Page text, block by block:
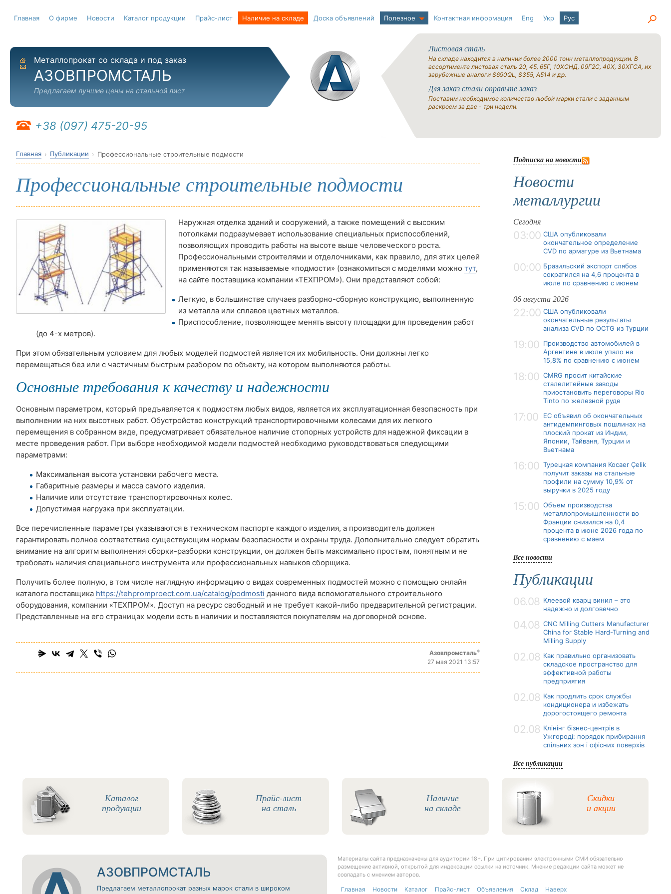
Главная О фирме Новости Каталог продукции Прайс-лист Наличие на складе Доска объявлений Полезное Контактная информация Eng Укр Рус
На главную
Отправить письмо
Металлопрокат со склада и под заказ
АЗОВПРОМСТАЛЬ
Предлагаем лучшие цены на стальной лист
+38 (097) 475-20-95
Листовая сталь
На складе находится в наличии более 2000 тонн металлопродукции. В
ассортименте листовая сталь 20, 45, 65Г, 10ХСНД, 09Г2С, 40Х, 30ХГСА, их
зарубежные аналоги S690QL, S355, A514 и др.
Для заказ стали оправьте заказ
Поставим необходимое количество любой марки стали с заданным
раскроем за две - три недели.
Главная Публикации Профессиональные строительные подмости
Профессиональные строительные подмости
Наружная отделка зданий и сооружений, а также помещений с высоким
потолками подразумевает использование специальных приспособлений,
позволяющих проводить работы на высоте выше человеческого роста.
Профессиональными строителями и отделочниками, как правило, для этих целей
применяются так называемые «подмости» (ознакомиться с моделями можно тут,
на сайте поставщика компании «ТЕХПРОМ»). Они представляют собой:
Легкую, в большинстве случаев разборно-сборную конструкцию, выполненную
из металла или сплавов цветных металлов.
Приспособление, позволяющее менять высоту площадки для проведения работ
(до 4-х метров).
При этом обязательным условием для любых моделей подмостей является их мобильность. Они должны легко
перемещаться без или с частичным быстрым разбором по объекту, на котором выполняются работы.
Основные требования к качеству и надежности
Основным параметром, который предъявляется к подмостям любых видов, является их эксплуатационная безопасность при
выполнении на них высотных работ. Обустройство конструкций транспортировочными колесами для их легкого
перемещения в собранном виде, предусматривает обязательное наличие стопорных устройств для надежной фиксации в
месте проведения работ. При выборе необходимой модели подмостей необходимо руководствоваться следующими
параметрами:
Максимальная высота установки рабочего места.
Габаритные размеры и масса самого изделия.
Наличие или отсутствие транспортировочных колес.
Допустимая нагрузка при эксплуатации.
Все перечисленные параметры указываются в техническом паспорте каждого изделия, а производитель должен
гарантировать полное соответствие существующим нормам безопасности и охраны труда. Дополнительно следует обратить
внимание на алгоритм выполнения сборки-разборки конструкции, он должен быть максимально простым, понятным и не
требовать наличия специального инструмента или профессиональных навыков сборщика.
Получить более полную, в том числе наглядную информацию о видах современных подмостей можно с помощью онлайн
каталога поставщика https://tehpromproect.com.ua/catalog/podmosti данного вида вспомогательного строительного
оборудования, компании «ТЕХПРОМ». Доступ на ресурс свободный и не требует какой-либо предварительной регистрации.
Представленные на его страницах модели есть в наличии и поставляются покупателям на договорной основе.
Азовпромсталь®
27 мая 2021 13:57
Подписка на новости
Новости
металлургии
Сегодня
03:00 США опубликовали
окончательное определение
CVD по арматуре из Вьетнама
00:00 Бразильский экспорт слябов
сократился на 4,6 процента в
июле по сравнению с июнем
06 августа 2026
22:00 США опубликовали
окончательные результаты
анализа CVD по OCTG из Турции
19:00 Производство автомобилей в
Аргентине в июле упало на
15,8% по сравнению с июнем
18:00 CMRG просит китайские
сталелитейные заводы
приостановить переговоры Rio
Tinto по железной руде
17:00
ЕС объявил об окончательных
антидемпинговых пошлинах на
плоский прокат из Индии,
Японии, Тайваня, Турции и
Вьетнама
16:00 Турецкая компания Kocaer Çelik
получит заказы на стальные
профили на сумму 10,9% от
выручки в 2025 году
15:00 Объем производства
металлопромышленности во
Франции снизился на 0,4
процента в июне 2026 года по
сравнению с маем
Все новости
Публикации
06.08 Клеевой кварц винил – это
надежно и долговечно
04.08 CNC Milling Cutters Manufacturer
China for Stable Hard-Turning and
Milling Supply
02.08 Как правильно организовать
складское пространство для
эффективной работы
предприятия
02.08 Как продлить срок службы
кондиционера и избежать
дорогостоящего ремонта
02.08 Клінінг бізнес-центрів в
Ужгороді: порядок прибирання
спільних зон і офісних поверхів
Все публикации
Каталог
продукции
Прайс-лист
на сталь
Наличие
на складе
Скидки
и акции
АЗОВПРОМСТАЛЬ
Предлагаем металлопрокат разных марок стали в широком
Материалы сайта предназначены для аудитории 18+. При цитировании электронными СМИ обязательно
размещение активной, открытой для индексации ссылки на источник. Мнение редакции сайта может не
совпадать с мнением авторов.
Главная Новости Каталог Прайс-лист Объявления Склад Наверх